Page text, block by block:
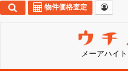
メーアハイ
物件価格査定